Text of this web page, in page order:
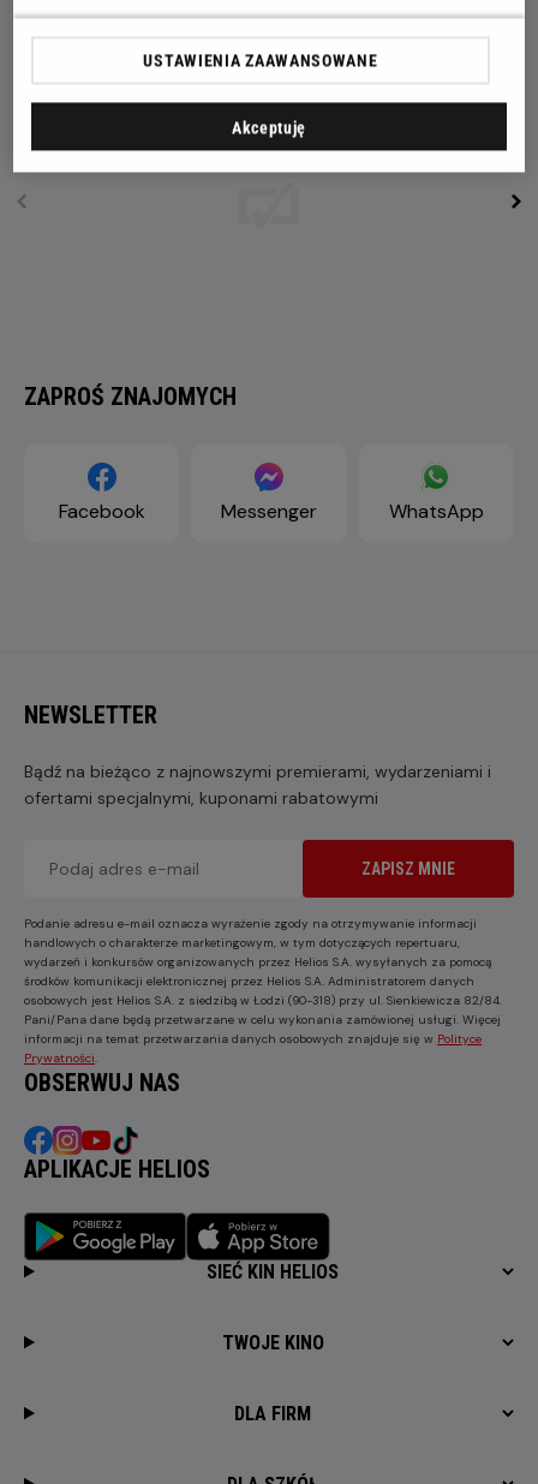
skomponował również ścieżkę dźwiękową do filmu.
ZAPROŚ ZNAJOMYCH
Facebook Messenger WhatsApp
NEWSLETTER
Bądź na bieżąco z najnowszymi premierami, wydarzeniami i
ofertami specjalnymi, kuponami rabatowymi
ZAPISZ MNIE
Podanie adresu e-mail oznacza wyrażenie zgody na otrzymywanie informacji
handlowych o charakterze marketingowym, w tym dotyczących repertuaru,
wydarzeń i konkursów organizowanych przez Helios S.A. wysyłanych za pomocą
środków komunikacji elektronicznej przez Helios S.A. Administratorem danych
osobowych jest Helios S.A. z siedzibą w Łodzi (90-318) przy ul. Sienkiewicza 82/84.
Pani/Pana dane będą przetwarzane w celu wykonania zamówionej usługi. Więcej
informacji na temat przetwarzania danych osobowych znajduje się w Polityce
Prywatności
OBSERWUJ NAS
APLIKACJE HELIOS
SIEĆ KIN HELIOS
TWOJE KINO
DLA FIRM
USTAWIENIA ZAAWANSOWANE
Akceptuję